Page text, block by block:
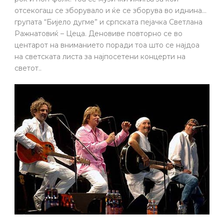
отсекогаш се зборувало и ќе се зборува во иднина…
групата “Бијело дугме” и српската пејачка Светлана
Ражнатовиќ – Цеца. Деновиве повторно се во
центарот на вниманието поради тоа што се најдоа
на светската листа за најпосетени концерти на
светот..